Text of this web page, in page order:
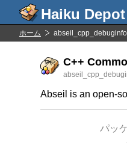
ホーム abseil_cpp_debuginfo
C++
Abseil is an open-
パッ